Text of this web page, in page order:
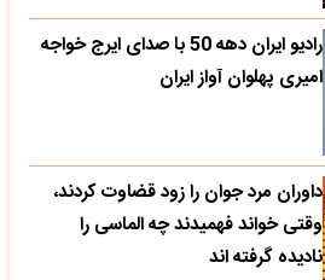
رادیو ایران دهه 50 با صدای ایرج خواجه
امیری پهلوان آواز ایران
داوران مرد جوان را زود قضاوت کردند،
وقتی خواند فهمیدند چه الماسی را
نادیده گرفته اند